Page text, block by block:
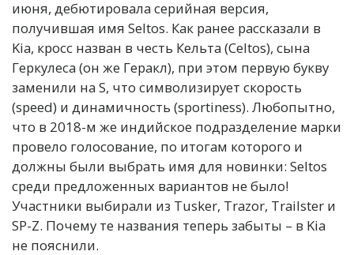
июня, дебютировала серийная версия,
получившая имя Seltos. Как ранее рассказали в
Kia, кросс назван в честь Кельта (Celtos), сына
Геркулеса (он же Геракл), при этом первую букву
заменили на S, что символизирует скорость
(speed) и динамичность (sportiness). Любопытно,
что в 2018-м же индийское подразделение марки
провело голосование, по итогам которого и
должны были выбрать имя для новинки: Seltos
среди предложенных вариантов не было!
Участники выбирали из Tusker, Trazor, Trailster и
SP-Z. Почему те названия теперь забыты – в Kia
не пояснили.